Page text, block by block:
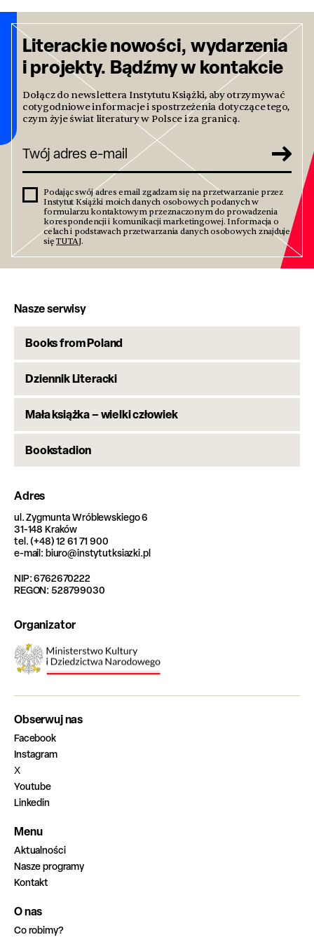
Literackie nowości, wydarzenia
i projekty. Bądźmy w kontakcie
Dołącz do newslettera Instytutu Książki, aby otrzymywać
cotygodniowe informacje i spostrzeżenia dotyczące tego,
czym żyje świat literatury w Polsce i za granicą.
Podając swój adres email zgadzam się na przetwarzanie przez
Instytut Książki moich danych osobowych podanych w
formularzu kontaktowym przeznaczonym do prowadzenia
korespondencji i komunikacji marketingowej. Informacja o
celach i podstawach przetwarzania danych osobowych znajduje
sięTUTAJ.
Nasze serwisy
Books from Poland
Dziennik Literacki
Mała książka – wielki człowiek
Bookstadion
Adres
ul. Zygmunta Wróblewskiego 6
31-148 Kraków
tel. (+48) 12 61 71 900
e-mail: biuro@instytutksiazki.pl
NIP: 6762670222
REGON: 528799030
Organizator
Obserwuj nas
Facebook
Instagram
X
Youtube
Linkedin
Menu
Aktualności
Nasze programy
Kontakt
O nas
Co robimy?